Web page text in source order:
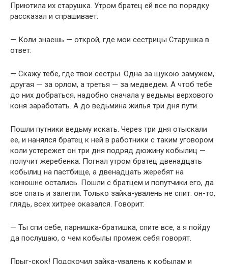
Приютила их старушка. Утром братец ей все по порядку
рассказал и спрашивает:
— Коли знаешь — открой, где мои сестрицы Старушка в
ответ:
— Скажу тебе, где твои сестры. Одна за щукою замужем,
другая — за орлом, а третья — за медведем. А чтоб тебе
до них добраться, надобно сначала у ведьмы верхового
коня заработать. А до ведьмина жилья три дня пути.
Пошли путники ведьму искать. Через три дня отыскали
ее, и нанялся братец к ней в работники с таким уговором:
коли устережет он три дня подряд дюжину кобылиц —
получит жеребенка. Погнал утром братец двенадцать
кобылиц на пастбище, а двенадцать жеребят на
конюшне остались. Пошли с братцем и попутчики его, да
все спать и залегли. Только зайка-увалень не спит: он-то,
глядь, всех хитрее оказался. Говорит:
— Ты спи себе, парнишка-братишка, спите все, а я пойду
да послушаю, о чем кобылы промеж себя говорят.
Прыг-скок! Подскочил зайка-увалень к кобылам и